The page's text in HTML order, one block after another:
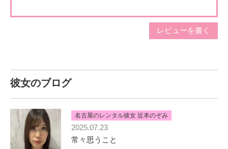
限られた時間内やったけど、高山市内観光は良い思い
で、限られた時間で地元京都に案内するから、又大
阪、東京スカイツリーでランチ
行を楽しみましょう!
レビューを書く
彼女のブログ
名古屋のレンタル彼女 近本のぞみ
2025.07.23
常々思うこと